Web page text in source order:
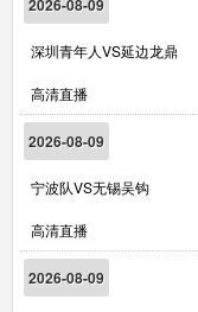
2026-08-09
深圳青年人VS延边龙鼎
高清直播
2026-08-09
宁波队VS无锡吴钩
高清直播
2026-08-09